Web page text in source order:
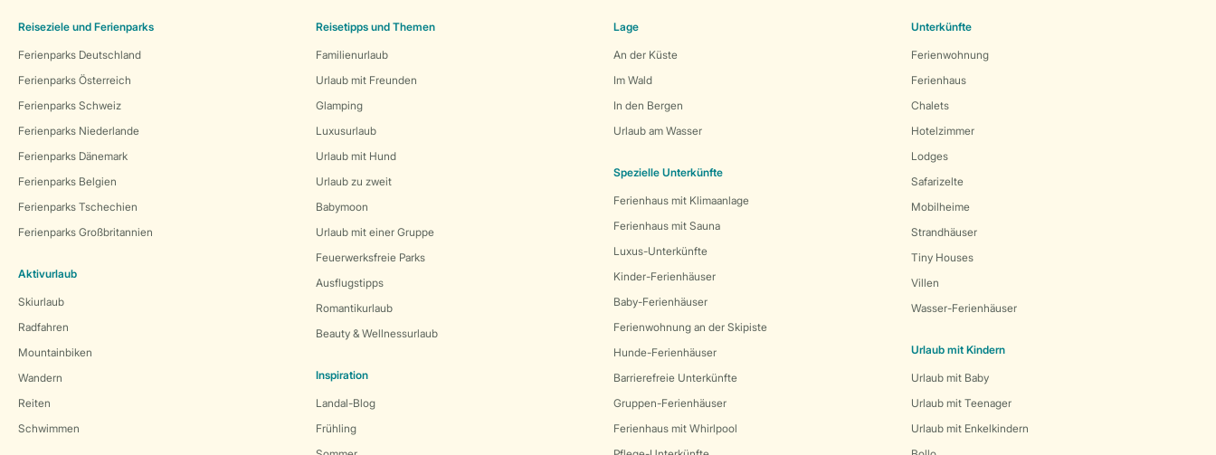
Reiseziele und Ferienparks
Ferienparks Deutschland
Ferienparks Österreich
Ferienparks Schweiz
Ferienparks Niederlande
Ferienparks Dänemark
Ferienparks Belgien
Ferienparks Tschechien
Ferienparks Großbritannien
Aktivurlaub
Skiurlaub
Radfahren
Mountainbiken
Wandern
Reiten
Schwimmen
Reisetipps und Themen
Familienurlaub
Urlaub mit Freunden
Glamping
Luxusurlaub
Urlaub mit Hund
Urlaub zu zweit
Babymoon
Urlaub mit einer Gruppe
Feuerwerksfreie Parks
Ausflugstipps
Romantikurlaub
Beauty & Wellnessurlaub
Inspiration
Landal-Blog
Frühling
Lage
An der Küste
Im Wald
In den Bergen
Urlaub am Wasser
Spezielle Unterkünfte
Ferienhaus mit Klimaanlage
Ferienhaus mit Sauna
Luxus-Unterkünfte
Kinder-Ferienhäuser
Baby-Ferienhäuser
Ferienwohnung an der Skipiste
Hunde-Ferienhäuser
Barrierefreie Unterkünfte
Gruppen-Ferienhäuser
Ferienhaus mit Whirlpool
Unterkünfte
Ferienwohnung
Ferienhaus
Chalets
Hotelzimmer
Lodges
Safarizelte
Mobilheime
Strandhäuser
Tiny Houses
Villen
Wasser-Ferienhäuser
Urlaub mit Kindern
Urlaub mit Baby
Urlaub mit Teenager
Urlaub mit Enkelkindern